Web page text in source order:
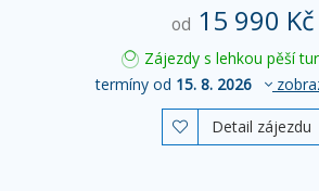
od 15 990 Kč
Zájezdy s lehkou pěší
termíny od 15. 8. 2026
 Detail zájezdu